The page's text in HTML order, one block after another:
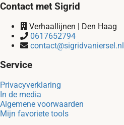
Contact met Sigrid
Verhaallijnen | Den Haag
0617652794
contact@sigridvaniersel.nl
Service
Privacyverklaring
In de media
Algemene voorwaarden
Mijn favoriete tools